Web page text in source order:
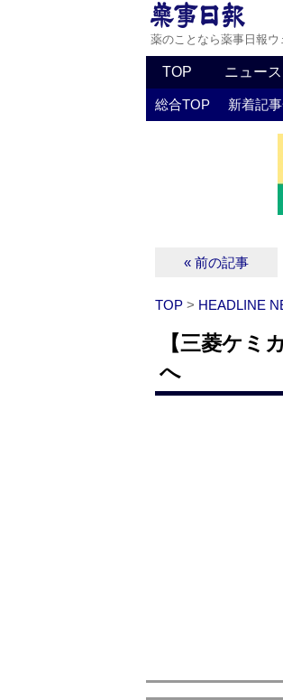
薬のことなら薬事日報ウ
TOP ニュース
総合TOP 新着記
« 前の記事
TOP > HEADLINE
【三菱ケミ
へ